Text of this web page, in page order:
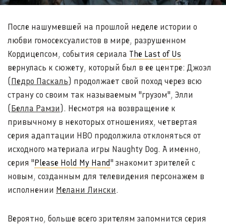
После нашумевшей на прошлой неделе истории о
любви гомосексуалистов в мире, разрушенном
Кордицепсом, события сериала The Last of Us
вернулась к сюжету, который был в ее центре: Джоэл
( Педро Паскаль ) продолжает свой поход через всю
страну со своим так называемым "грузом", Элли
( Белла Рамзи ). Несмотря на возвращение к
привычному в некоторых отношениях, четвертая
серия адаптации HBO продолжила отклоняться от
исходного материала игры Naughty Dog. А именно,
серия "Please Hold My Hand" знакомит зрителей с
новым, созданным для телевидения персонажем в
исполнении Мелани Лински.
Вероятно, больше всего зрителям запомнится серия